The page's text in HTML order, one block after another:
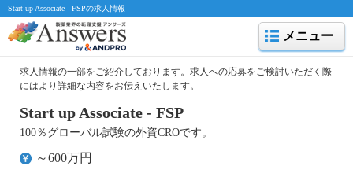
Start up Associate - FSPの求人情報
メニュー
求人情報の一部をご紹介しております。求人への応募をご検討いただく際
にはより詳細な内容をお伝えいたします。
Start up Associate - FSP
100％グローバル試験の外資CROです。
～600万円